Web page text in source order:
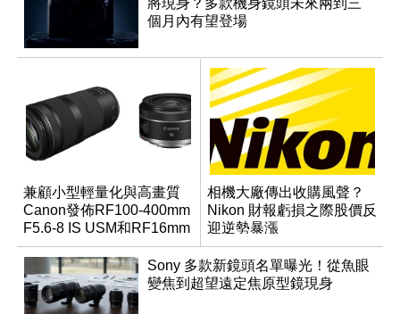
個月內有望登場
兼顧小型輕量化與高畫質
Canon發佈RF100-400mm
F5.6-8 IS USM和RF16mm
F2.8 STM
相機大廠傳出收購風聲？
Nikon 財報虧損之際股價反
迎逆勢暴漲
Sony 多款新鏡頭名單曝光！從魚眼
變焦到超望遠定焦原型鏡現身